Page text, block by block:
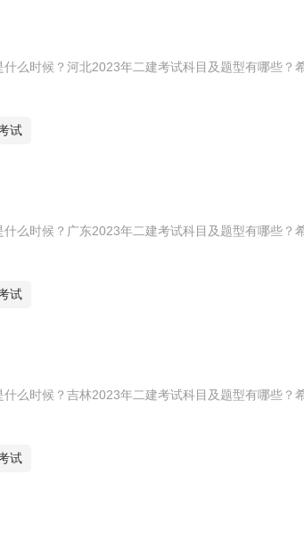
么时候？河北2023年二建考试科目及题型有哪些？
试
么时候？广东2023年二建考试科目及题型有哪些？
试
么时候？吉林2023年二建考试科目及题型有哪些？
试